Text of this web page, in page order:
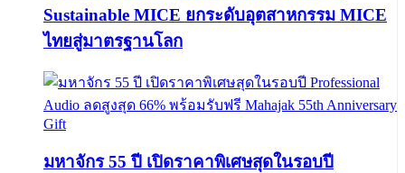
Sustainable MICE ยกระดับอุตสาหกรรม MICE
ไทยสู่มาตรฐานโลก
มหาจักร 55 ปี เปิดราคาพิเศษสุดในรอบปี